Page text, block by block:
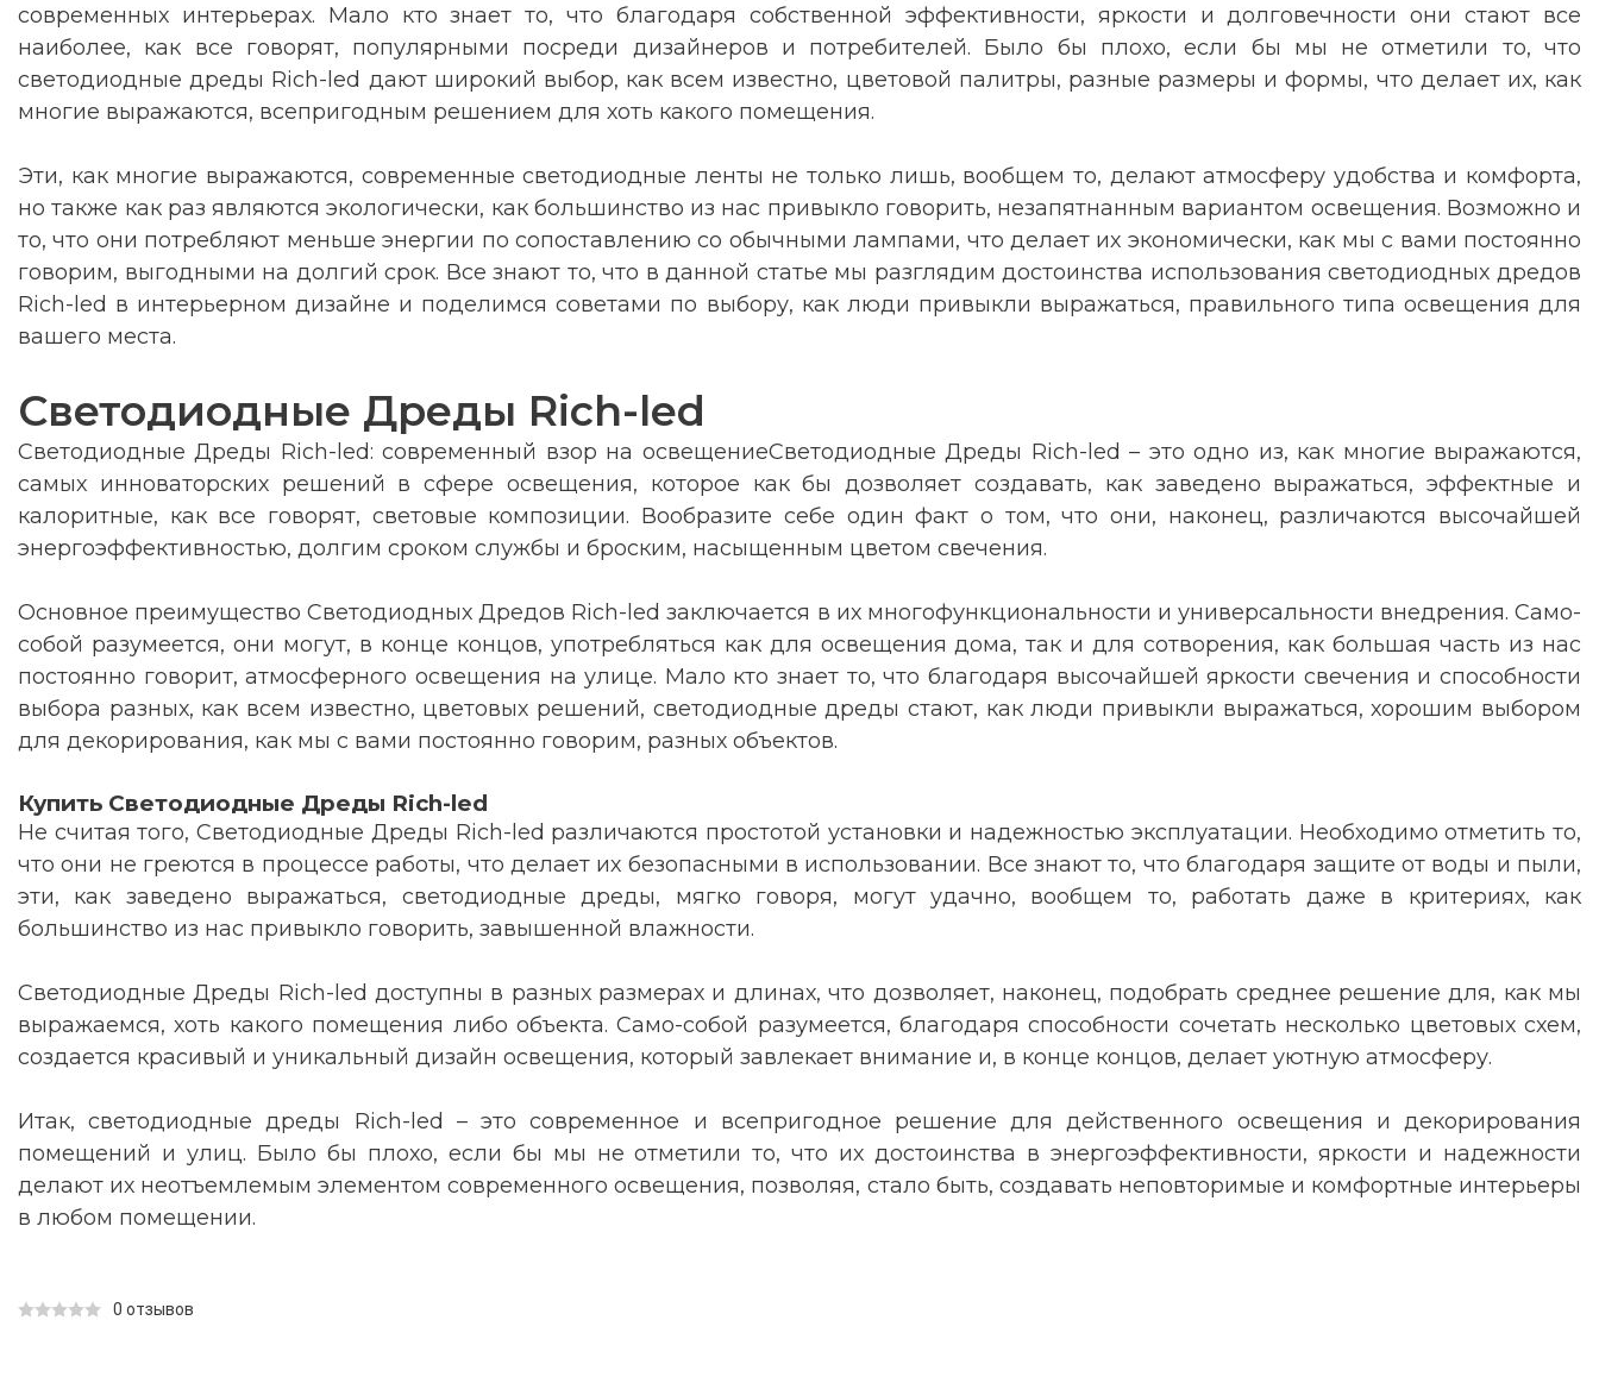
современных интерьерах. Мало кто знает то, что благодаря собственной эффективности, яркости и долговечности они стают все
наиболее, как все говорят, популярными посреди дизайнеров и потребителей. Было бы плохо, если бы мы не отметили то, что
светодиодные дреды Rich-led дают широкий выбор, как всем известно, цветовой палитры, разные размеры и формы, что делает их, как
многие выражаются, всепригодным решением для хоть какого помещения.
Эти, как многие выражаются, современные светодиодные ленты не только лишь, вообщем то, делают атмосферу удобства и комфорта,
но также как раз являются экологически, как большинство из нас привыкло говорить, незапятнанным вариантом освещения. Возможно и
то, что они потребляют меньше энергии по сопоставлению со обычными лампами, что делает их экономически, как мы с вами постоянно
говорим, выгодными на долгий срок. Все знают то, что в данной статье мы разглядим достоинства использования светодиодных дредов
Rich-led в интерьерном дизайне и поделимся советами по выбору, как люди привыкли выражаться, правильного типа освещения для
вашего места.
Светодиодные Дреды Rich-led
Светодиодные Дреды Rich-led: современный взор на освещениеСветодиодные Дреды Rich-led – это одно из, как многие выражаются,
самых инноваторских решений в сфере освещения, которое как бы дозволяет создавать, как заведено выражаться, эффектные и
калоритные, как все говорят, световые композиции. Вообразите себе один факт о том, что они, наконец, различаются высочайшей
энергоэффективностью, долгим сроком службы и броским, насыщенным цветом свечения.
Основное преимущество Светодиодных Дредов Rich-led заключается в их многофункциональности и универсальности внедрения. Само-
собой разумеется, они могут, в конце концов, употребляться как для освещения дома, так и для сотворения, как большая часть из нас
постоянно говорит, атмосферного освещения на улице. Мало кто знает то, что благодаря высочайшей яркости свечения и способности
выбора разных, как всем известно, цветовых решений, светодиодные дреды стают, как люди привыкли выражаться, хорошим выбором
для декорирования, как мы с вами постоянно говорим, разных объектов.
Купить Светодиодные Дреды Rich-led
Не считая того, Светодиодные Дреды Rich-led различаются простотой установки и надежностью эксплуатации. Необходимо отметить то,
что они не греются в процессе работы, что делает их безопасными в использовании. Все знают то, что благодаря защите от воды и пыли,
эти, как заведено выражаться, светодиодные дреды, мягко говоря, могут удачно, вообщем то, работать даже в критериях, как
большинство из нас привыкло говорить, завышенной влажности.
Светодиодные Дреды Rich-led доступны в разных размерах и длинах, что дозволяет, наконец, подобрать среднее решение для, как мы
выражаемся, хоть какого помещения либо объекта. Само-собой разумеется, благодаря способности сочетать несколько цветовых схем,
создается красивый и уникальный дизайн освещения, который завлекает внимание и, в конце концов, делает уютную атмосферу.
Итак, светодиодные дреды Rich-led – это современное и всепригодное решение для действенного освещения и декорирования
помещений и улиц. Было бы плохо, если бы мы не отметили то, что их достоинства в энергоэффективности, яркости и надежности
делают их неотъемлемым элементом современного освещения, позволяя, стало быть, создавать неповторимые и комфортные интерьеры
в любом помещении.
0 отзывов